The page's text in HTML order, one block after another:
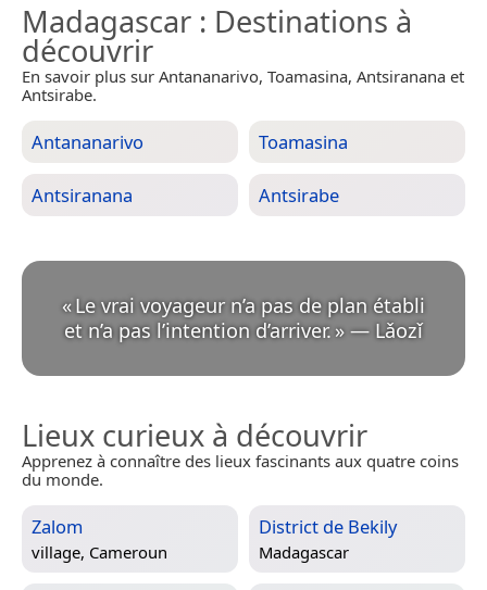
Madagascar : Destinations à
découvrir
En savoir plus sur Antananarivo, Toamasina, Antsiranana et
Antsirabe.
Antananarivo Toamasina
Antsiranana Antsirabe
«Le vrai voyageur n’a pas de plan établi
et n’a pas l’intention d’arriver. » — Lǎozǐ
Lieux curieux à découvrir
Apprenez à connaître des lieux fascinants aux quatre coins
du monde.
Zalom
village, Cameroun
District de Bekily
Madagascar